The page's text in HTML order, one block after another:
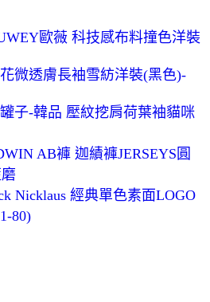
歐薇 科技感布料撞色洋裝
微透膚長袖雪紡洋裝(黑色)-
子-韓品 壓紋挖肩荷葉袖貓咪
AB褲 迦績褲JERSEYS圓
Nicklaus 經典單色素面LOGO
80)